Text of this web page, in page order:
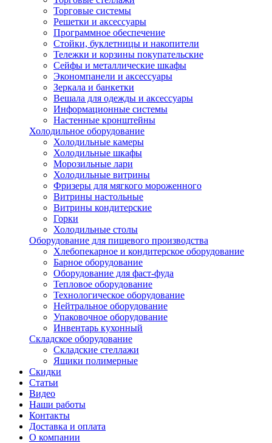
Торговые системы
Решетки и аксессуары
Программное обеспечение
Стойки, буклетницы и накопители
Тележки и корзины покупательские
Сейфы и металлические шкафы
Экономпанели и аксессуары
Зеркала и банкетки
Вешала для одежды и аксессуары
Информационные системы
Настенные кронштейны
Холодильное оборудование
Холодильные камеры
Холодильные шкафы
Морозильные лари
Холодильные витрины
Фризеры для мягкого мороженного
Витрины настольные
Витрины кондитерские
Горки
Холодильные столы
Оборудование для пищевого производства
Хлебопекарное и кондитерское оборудование
Барное оборудование
Оборудование для фаст-фуда
Тепловое оборудование
Технологическое оборудование
Нейтральное оборудование
Упаковочное оборудование
Инвентарь кухонный
Складское оборудование
Складские стеллажи
Ящики полимерные
Скидки
Статьи
Видео
Наши работы
Контакты
Доставка и оплата
О компании